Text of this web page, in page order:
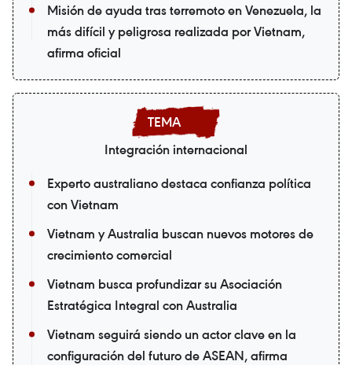
Misión de ayuda tras terremoto en Venezuela, la
más difícil y peligrosa realizada por Vietnam,
afirma oficial
Integración internacional
Experto australiano destaca confianza política
con Vietnam
Vietnam y Australia buscan nuevos motores de
crecimiento comercial
Vietnam busca profundizar su Asociación
Estratégica Integral con Australia
Vietnam seguirá siendo un actor clave en la
configuración del futuro de ASEAN, afirma